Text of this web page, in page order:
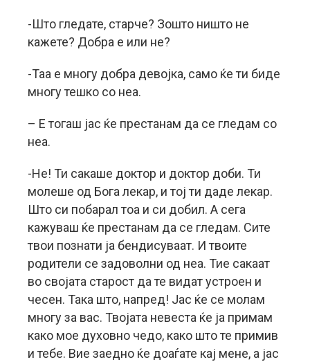
-Што гледате, старче? Зошто ништо не
кажете? Добра е или не?
-Таа е многу добра девојка, само ќе ти биде
многу тешко со неа.
– Е тогаш јас ќе престанам да се гледам со
неа.
-Не! Ти сакаше доктор и доктор доби. Ти
молеше од Бога лекар, и тој ти даде лекар.
Што си побарал тоа и си добил. А сега
кажуваш ќе престанам да се гледам. Сите
твои познати ја бендисуваат. И твоите
родители се задоволни од неа. Тие сакаат
во својата старост да те видат устроен и
чесен. Така што, напред! Јас ќе се молам
многу за вас. Твојата невеста ќе ја примам
како мое духовно чедо, како што те примив
и тебе. Вие заедно ќе доаѓате кај мене, а јас